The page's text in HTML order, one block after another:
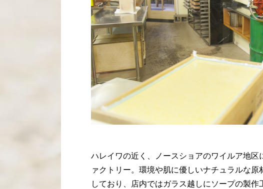
ハレイワの近く、ノースショアのワイルア地
ァクトリー。環境や肌に優しいナチュラルな
しており、店内ではガラス越しにソープの製作